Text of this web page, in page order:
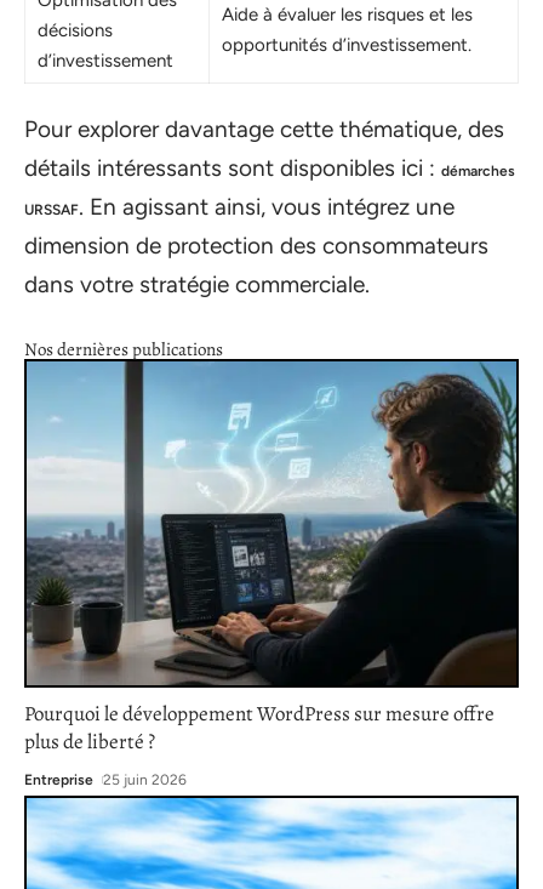
décisions
d’investissement
Aide à évaluer les risques et les
opportunités d’investissement.
Pour explorer davantage cette thématique, des
détails intéressants sont disponibles ici : démarches
URSSAF. En agissant ainsi, vous intégrez une
dimension de protection des consommateurs
dans votre stratégie commerciale.
Nos dernières publications
Pourquoi le développement WordPress sur mesure offre
plus de liberté ?
Entreprise 25 juin 2026